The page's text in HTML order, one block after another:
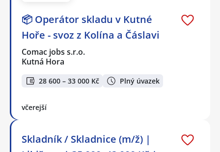
📦 Operátor skladu v Kutné
Hoře - svoz z Kolína a Čáslavi
Comac jobs s.r.o.
Kutná Hora
28 600 – 33 000 Kč Plný úvazek
včerejší
Skladník / Skladnice (m/ž) |